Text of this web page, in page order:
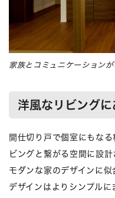
家族とコミュニケーション
洋風なリビング
間仕切り戸で個室にもな
ビングと繋がる空間に設計
モダンな家のデザインに
デザインはよりシンプル